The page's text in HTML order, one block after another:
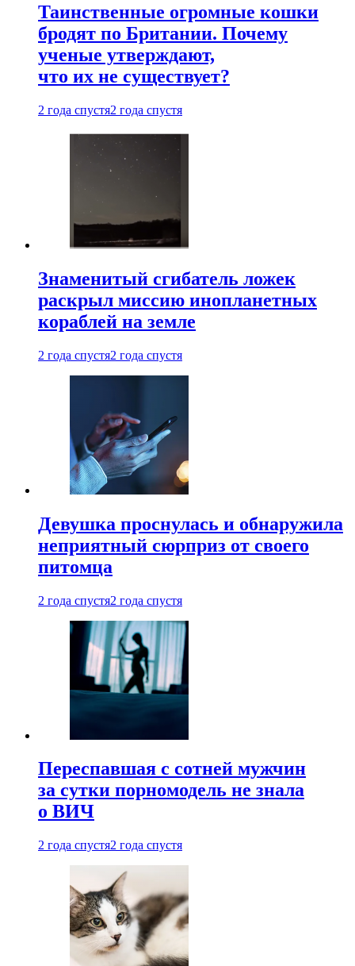
Таинственные огромные кошки
бродят по Британии. Почему
ученые утверждают,
что их не существует?
2 года спустя2 года спустя
Знаменитый сгибатель ложек
раскрыл миссию инопланетных
кораблей на земле
2 года спустя2 года спустя
Девушка проснулась и обнаружила
неприятный сюрприз от своего
питомца
2 года спустя2 года спустя
Переспавшая с сотней мужчин
за сутки порномодель не знала
о ВИЧ
2 года спустя2 года спустя